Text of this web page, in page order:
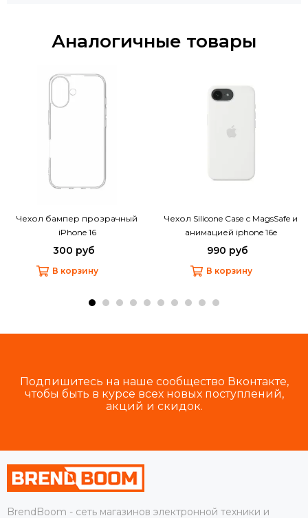
Аналогичные товары
Чехол бампер прозрачный
iPhone 16
300 руб
В корзину
Чехол Silicone Case с MagsSafe и
анимацией iphone 16e
990 руб
В корзину
Подпишитесь на наше сообщество Вконтакте,
чтобы быть в курсе всех новых поступлений,
акций и скидок.
BrendBoom - сеть магазинов электронной техники и